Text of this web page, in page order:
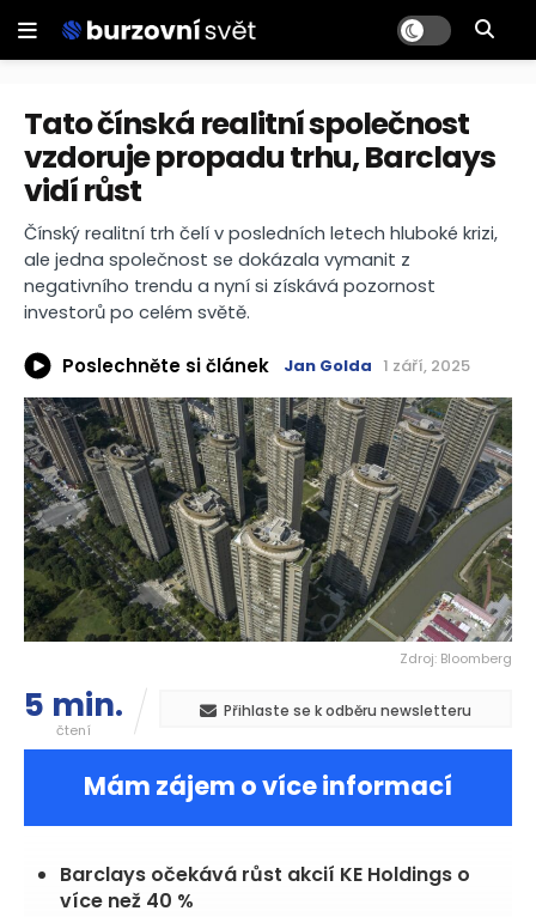
Tato čínská realitní společnost
vzdoruje propadu trhu, Barclays
vidí růst
Čínský realitní trh čelí v posledních letech hluboké krizi,
ale jedna společnost se dokázala vymanit z
negativního trendu a nyní si získává pozornost
investorů po celém světě.
Poslechněte si článek Jan Golda 1 září, 2025
Zdroj: Bloomberg
5 min.
čtení
Přihlaste se k odběru newsletteru
Mám zájem o více informací
Barclays očekává růst akcií KE Holdings o
více než 40 %